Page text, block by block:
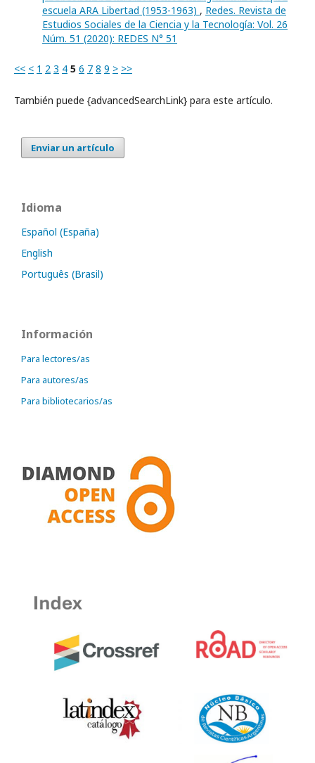
escuela ARA Libertad (1953-1963) , Redes. Revista de
Estudios Sociales de la Ciencia y la Tecnología: Vol. 26
Núm. 51 (2020): REDES N° 51
<< < 1 2 3 4 5 6 7 8 9 > >>
También puede {advancedSearchLink} para este artículo.
Enviar un artículo
Idioma
Español (España)
English
Português (Brasil)
Información
Para lectores/as
Para autores/as
Para bibliotecarios/as